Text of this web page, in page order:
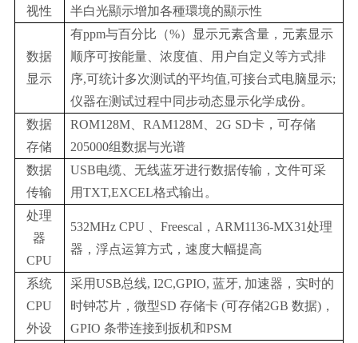
视性
半白光顯示增加各種環境的顯示性
数据
显示
有ppm与百分比（%）显示元素含量，元素显示
顺序可按能量、浓度值、用户自定义等方式排
序,可统计多次测试的平均值,可接台式电脑显示;
仪器在测试过程中同步动态显示化学成份。
数据
存储
ROM128M、RAM128M、2G SD卡，可存储
205000组数据与光谱
数据
传输
USB电缆、无线蓝牙进行数据传输，文件可采
用TXT,EXCEL格式输出。
处理
器
CPU
532MHz CPU 、Freescal，ARM1136-MX31处理
器，浮点运算方式，速度大幅提高
系统
CPU
外设
采用USB总线, I2C,GPIO, 蓝牙, 加速器，实时的
时钟芯片，微型SD 存储卡 (可存储2GB 数据)，
GPIO 条带连接到扳机和PSM